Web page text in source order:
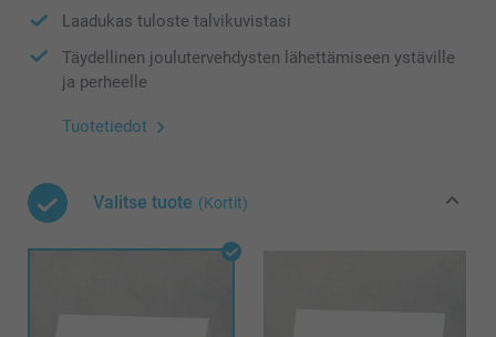
Laadukas tuloste talvikuvistasi
Täydellinen joulutervehdysten lähettämiseen ystäville
ja perheelle
Tuotetiedot
Valitse tuote (Kortit)